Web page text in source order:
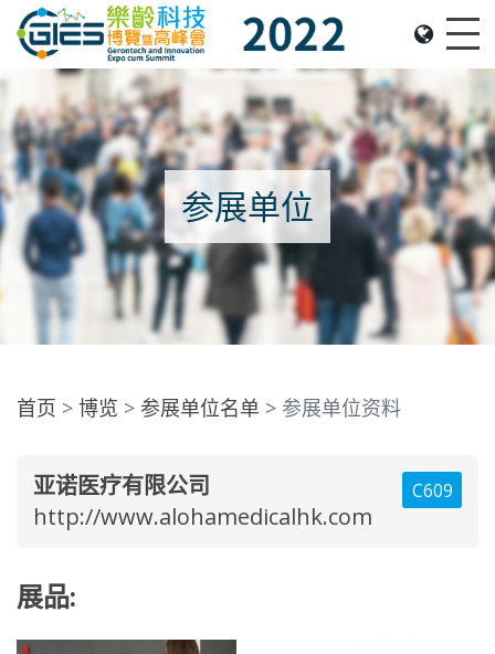
Date: Expo: 2-5 Nov 2022, Venue: Hall 1A-C, HKCEC
参展单位
首页 博览 参展单位名单 参展单位资料
C609
亚诺医疗有限公司
http://www.alohamedicalhk.com
展品: